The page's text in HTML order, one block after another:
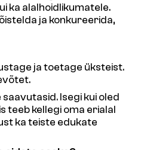
ka alalhoidlikumatele.
ja konkureerida,
ja toetage üksteist.
Isegi kui oled
teeb kellegi oma erialal
ka teiste edukate